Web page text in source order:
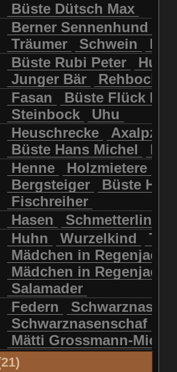
Büste Dütsch Max
Berner Sennenhund
Träumer
Schwein
Büste Rubi Peter
Junger Bär
Fasan
Büste Flück
Steinbock
Uhu
Heuschrecke
Büste Hans Michel
Henne Holzmietere
Bergsteiger
Büste HP
Fischreiher
Hasen Schmetterlinge
Huhn Wurzelkind
Mädchen in
Mädchen in Regenjacke
Salamader
Federn
Schwarznasenschaf
Mätti Grossmann-